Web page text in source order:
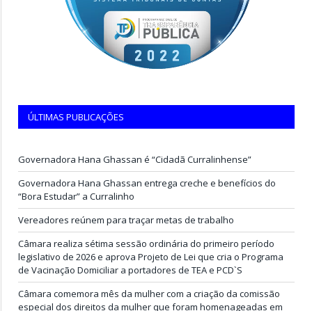
ÚLTIMAS PUBLICAÇÕES
Governadora Hana Ghassan é “Cidadã Curralinhense”
Governadora Hana Ghassan entrega creche e benefícios do
“Bora Estudar” a Curralinho
Vereadores reúnem para traçar metas de trabalho
Câmara realiza sétima sessão ordinária do primeiro período
legislativo de 2026 e aprova Projeto de Lei que cria o Programa
de Vacinação Domiciliar a portadores de TEA e PCD`S
Câmara comemora mês da mulher com a criação da comissão
especial dos direitos da mulher que foram homenageadas em